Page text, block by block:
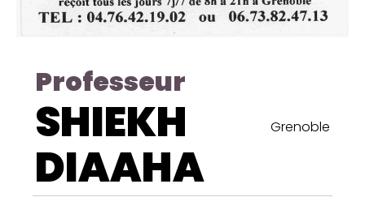
Professeur
SHIEKH
DIAAHA
Grenoble